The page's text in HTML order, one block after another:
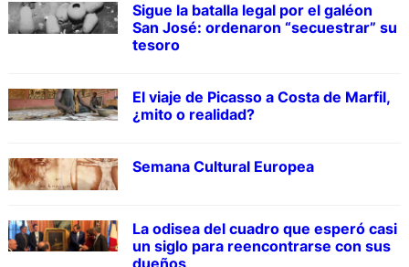
Sigue la batalla legal por el galéon
San José: ordenaron “secuestrar” su
tesoro
El viaje de Picasso a Costa de Marfil,
¿mito o realidad?
Semana Cultural Europea
La odisea del cuadro que esperó casi
un siglo para reencontrarse con sus
dueños